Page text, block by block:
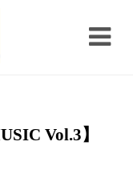
Vol.3】